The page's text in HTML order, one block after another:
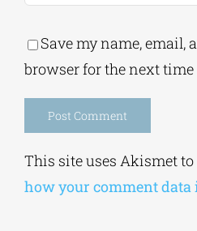
Save my name, email,
browser for the next time
Alternative: